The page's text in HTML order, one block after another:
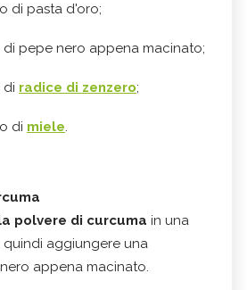
di pasta d'oro;
di pepe nero appena macinato;
di radice di zenzero;
di miele.
polvere di curcuma in una
aggiungere una
appena macinato.